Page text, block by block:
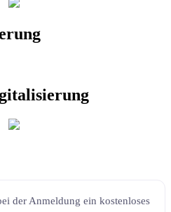
der Anmeldung ein kostenloses